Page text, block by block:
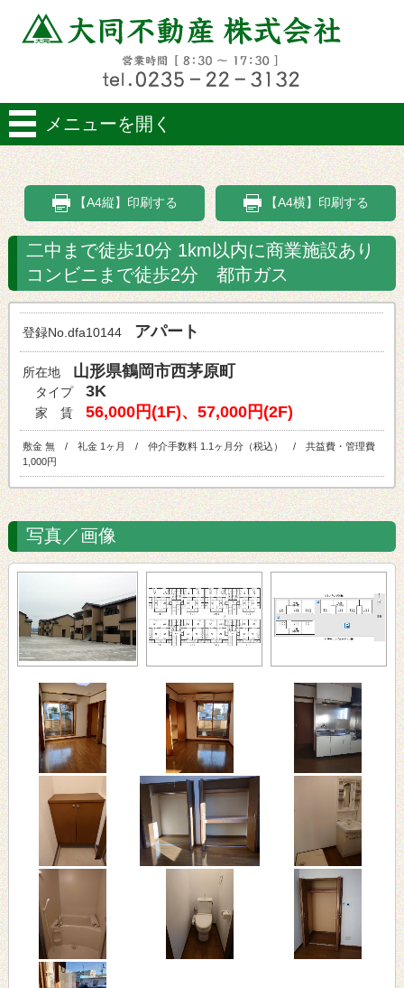
メニューを開く
【A4横】印刷する
【A4縦】印刷する
二中まで徒歩10分 1km以内に商業施設あり
コンビニまで徒歩2分 都市ガス
登録No.dfa10144 アパート
所在地 山形県鶴岡市西茅原町
タイプ 3K
家 賃 56,000円(1F)、57,000円(2F)
敷金 無 / 礼金 1ヶ月 / 仲介手数料 1.1ヶ月分（税込） / 共益費・管理費
1,000円
写真／画像